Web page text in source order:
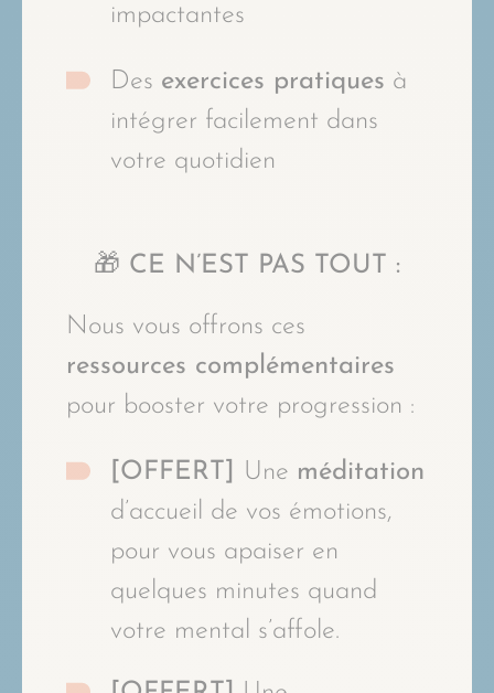
impactantes
Des exercices pratiques à
intégrer facilement dans
votre quotidien
🎁 CE N’EST PAS TOUT :
Nous vous offrons ces
ressources complémentaires
pour booster votre progression :
[OFFERT] Une méditation
d’accueil de vos émotions,
pour vous apaiser en
quelques minutes quand
votre mental s’affole.